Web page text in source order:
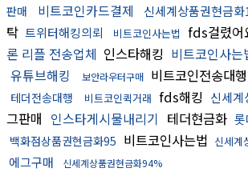
판매
비트코인카드결제 신세계상품권현금화
탁 트위터해킹의뢰 비트코인사는법 fds걸렸어
론 리플 전송업체 인스타해킹 비트코인사는
유튜브해킹
보안라우터구매 비트코인전송대행
테더전송대행 비트코인퀵거래 fds해킹 신세
그판매 인스타게시물내리기 테더현금화
백화점상품권현금화95 비트코인사는법 신세계
에그구매 신세계상품권현금화94%